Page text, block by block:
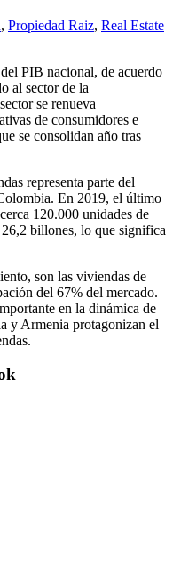
, Propiedad Raiz, Real Estate
PIB nacional, de acuerdo
al sector de la
se renueva
de consumidores e
se consolidan año tras
representa parte del
En 2019, el último
120.000 unidades de
billones, lo que significa
son las viviendas de
del 67% del mercado.
en la dinámica de
y Armenia protagonizan el